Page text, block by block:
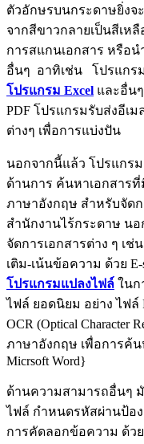
ตัวอักษรบนกระดาษยิ่งจ
จากสีขาวกลายเป็นสีเห
การสแกนเอกสาร หรือน
อื่นๆ อาทิเช่น โปรแกร
โปรแกรม Excel และอื่น
PDF โปรแกรมรับส่งอีเม
ต่างๆ เพื่อการแบ่งปัน
นอกจากนี้แล้ว โปรแกรม
ด้านการ ค้นหาเอกสาร
ภาษาอังกฤษ สำหรับจัด
สำนักงานไร้กระดาษ น
จัดการเอกสารต่าง ๆ เช่
เติม-เน้นข้อความ ด้วย
โปรแกรมแปลงไฟล์ ในก
ไฟล์ ยอดนิยม อย่าง ไฟล์
OCR (Optical
ภาษาอังกฤษ เพื่อการค้
Micrsoft Word}
ด้านความสามารถอื่นๆ
ไฟล์ กำหนดรหัสผ่านป้อ
การคัดลอกข้อความ ด้ว